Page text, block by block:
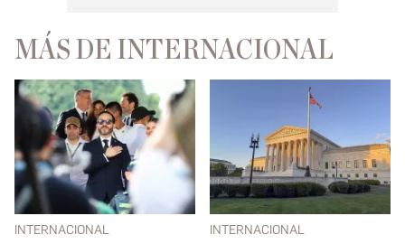
MÁS DE INTERNACIONAL
INTERNACIONAL INTERNACIONAL